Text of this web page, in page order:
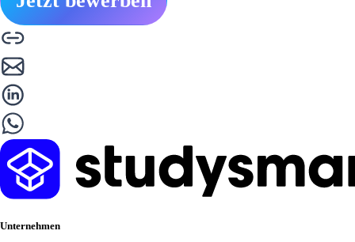
Unternehmen